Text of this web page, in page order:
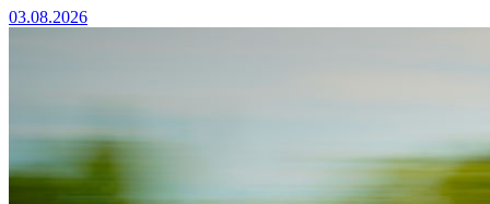
03.08.2026